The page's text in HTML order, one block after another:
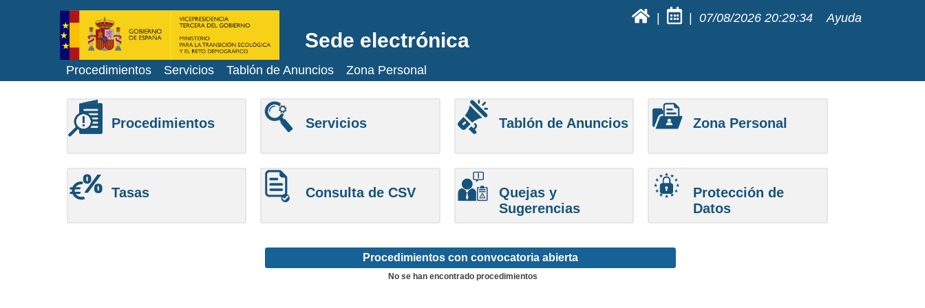
07/08/2026 20:29:34 Ayuda
Sede electrónica
Procedimientos Servicios Tablón de Anuncios Zona Personal
Procedimientos Servicios Tablón de Anuncios Zona Personal
Tasas Consulta de CSV
Quejas y
Sugerencias
Protección de
Datos
Procedimientos con convocatoria abierta
No se han encontrado procedimientos